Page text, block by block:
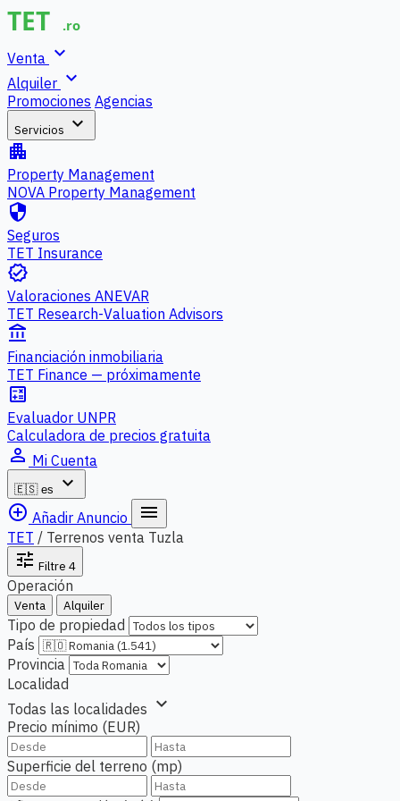
Venta expand_more
Alquiler expand_more
Promociones Agencias
Servicios expand_more
apartment
Property Management
NOVA Property Management
security
Seguros
TET Insurance
verified
Valoraciones ANEVAR
TET Research-Valuation Advisors
account_balance
Financiación inmobiliaria
TET Finance — próximamente
calculate
Evaluador UNPR
Calculadora de precios gratuita
person_outline Mi Cuenta
🇪🇸 es
expand_more
add_circle_outline Añadir Anuncio menu
TET / Terrenos venta Tuzla
tune Filtre 4
Operación
Venta Alquiler
Tipo de propiedad
País
Provincia
Localidad
Todas las localidades expand_more
Precio mínimo (EUR)
Superficie del terreno (mp)